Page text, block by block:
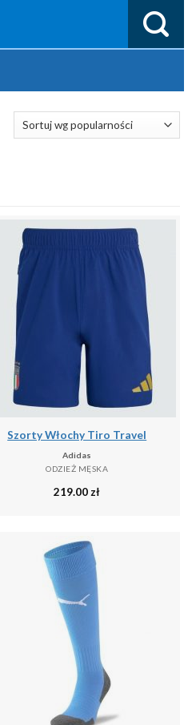
Szorty Włochy Tiro Travel
Adidas
ODZIEŻ MĘSKA
219.00 zł